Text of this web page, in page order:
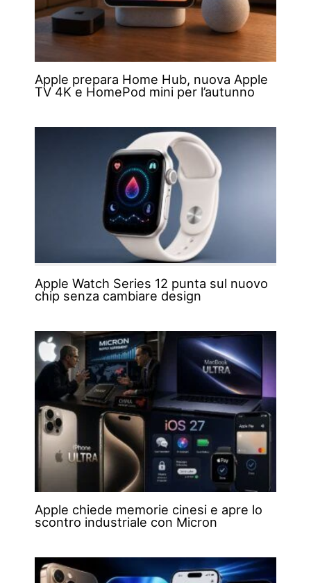
Apple prepara Home Hub, nuova Apple
TV 4K e HomePod mini per l’autunno
Apple Watch Series 12 punta sul nuovo
chip senza cambiare design
Apple chiede memorie cinesi e apre lo
scontro industriale con Micron